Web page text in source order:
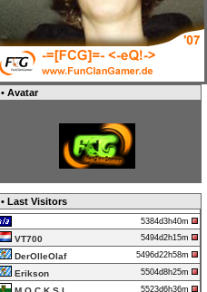
• Avatar
• Last Visitors
5384d3h40m
VT700 5494d2h15m
DerOlleOlaf 5496d22h58m
Erikson 5504d8h25m
5523d6h36m